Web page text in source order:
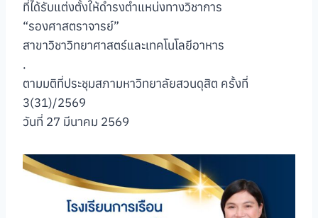
ที่ได้รับแต่งตั้งให้ดำรงตำแหน่งทางวิชาการ
“รองศาสตราจารย์”
สาขาวิชาวิทยาศาสตร์และเทคโนโลยีอาหาร
.
ตามมติที่ประชุมสภามหาวิทยาลัยสวนดุสิต ครั้งที่
3(31)/2569
วันที่ 27 มีนาคม 2569